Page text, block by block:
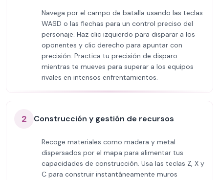
Navega por el campo de batalla usando las teclas
WASD o las flechas para un control preciso del
personaje. Haz clic izquierdo para disparar a los
oponentes y clic derecho para apuntar con
precisión. Practica tu precisión de disparo
mientras te mueves para superar a los equipos
rivales en intensos enfrentamientos.
2 Construcción y gestión de recursos
Recoge materiales como madera y metal
dispersados por el mapa para alimentar tus
capacidades de construcción. Usa las teclas Z, X y
C para construir instantáneamente muros